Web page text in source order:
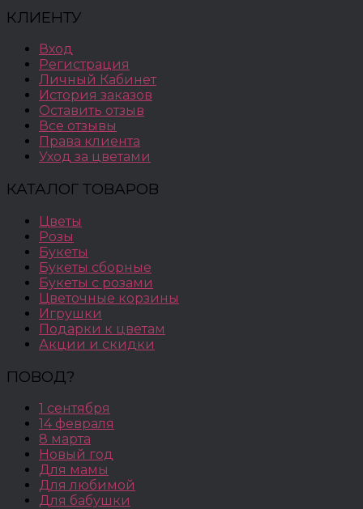
КЛИЕНТУ
Вход
Регистрация
Личный Кабинет
История заказов
Оставить отзыв
Все отзывы
Права клиента
Уход за цветами
КАТАЛОГ ТОВАРОВ
Цветы
Розы
Букеты
Букеты сборные
Букеты с розами
Цветочные корзины
Игрушки
Подарки к цветам
Акции и скидки
ПОВОД?
1 сентября
14 февраля
8 марта
Новый год
Для мамы
Для любимой
Для бабушки